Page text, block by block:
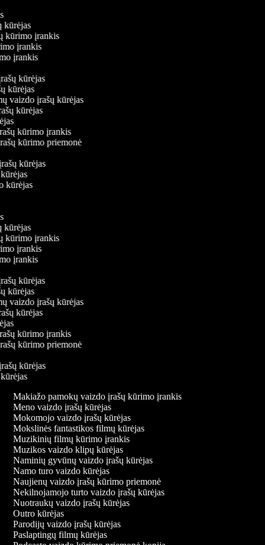
kūrėjas
kūrimo įrankis
įrankis
įrankis
kūrėjas
kūrėjas
vaizdo įrašų kūrėjas
kūrėjas
kūrimo įrankis
kūrimo priemonė
kūrėjas
kūrėjas
kūrėjas
kūrimo įrankis
įrankis
įrankis
kūrėjas
kūrėjas
vaizdo įrašų kūrėjas
kūrėjas
kūrimo įrankis
kūrimo priemonė
kūrėjas
Makiažo pamokų vaizdo įrašų kūrimo įrankis
Meno vaizdo įrašų kūrėjas
Mokomojo vaizdo įrašų kūrėjas
Mokslinės fantastikos filmų kūrėjas
Muzikinių filmų kūrimo įrankis
Muzikos vaizdo klipų kūrėjas
Naminių gyvūnų vaizdo įrašų kūrėjas
Namo turo vaizdo kūrėjas
Naujienų vaizdo įrašų kūrimo priemonė
Nekilnojamojo turto vaizdo įrašų kūrėjas
Nuotraukų vaizdo įrašų kūrėjas
Outro kūrėjas
Parodijų vaizdo įrašų kūrėjas
Paslaptingų filmų kūrėjas